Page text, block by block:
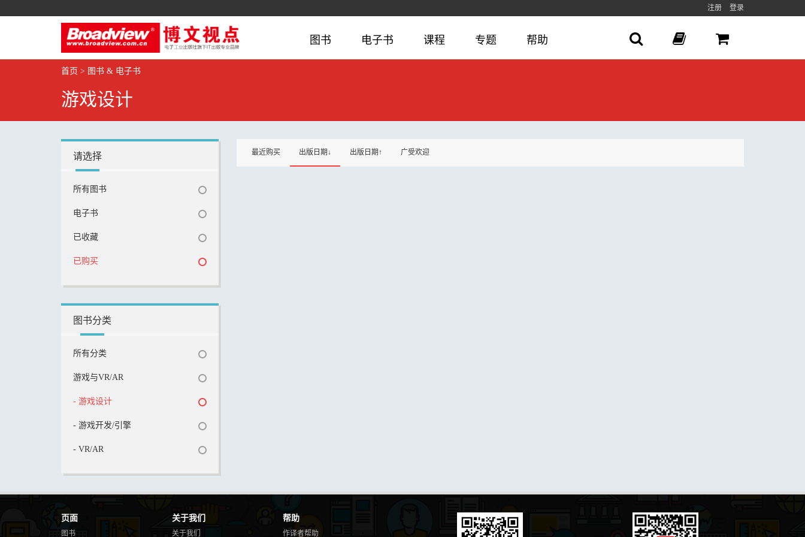
注册 登录
图书 电子书 课程 专题 帮助
首页 > 图书 & 电子书
游戏设计
请选择
所有图书
电子书
已收藏
已购买
图书分类
所有分类
游戏与VR/AR
- 游戏设计
- 游戏开发/引擎
- VR/AR
最近购买 出版日期↓ 出版日期↑ 广受欢迎
页面
图书
关于我们
关于我们
帮助
作译者帮助